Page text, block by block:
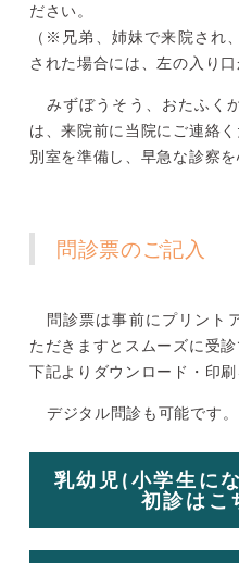
ださい。
（※兄弟、姉妹で来院され
された場合には、左の入り
みずぼうそう、おたふく
は、来院前に当院にご連絡く
別室を準備し、早急な診察を
問診票のご記入
問診票は事前にプリント
ただきますとスムーズに受診
下記よりダウンロード・印刷
デジタル問診も可能です。
乳幼児(小学生に
初診はこ